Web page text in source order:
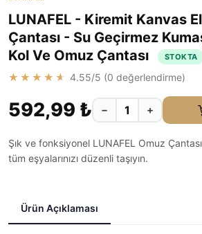
LUNAFEL - Kiremit Kanvas
Çantası - Su Geçirmez
Kol Ve Omuz Çantası
STOKTA
★★★★★ 4.55/5 (0 değerlendirme)
592,99 ₺ − +
Şık ve fonksiyonel LUNAFEL Omuz
tüm eşyalarınızı düzenli taşıyın.
Ürün Açıklaması